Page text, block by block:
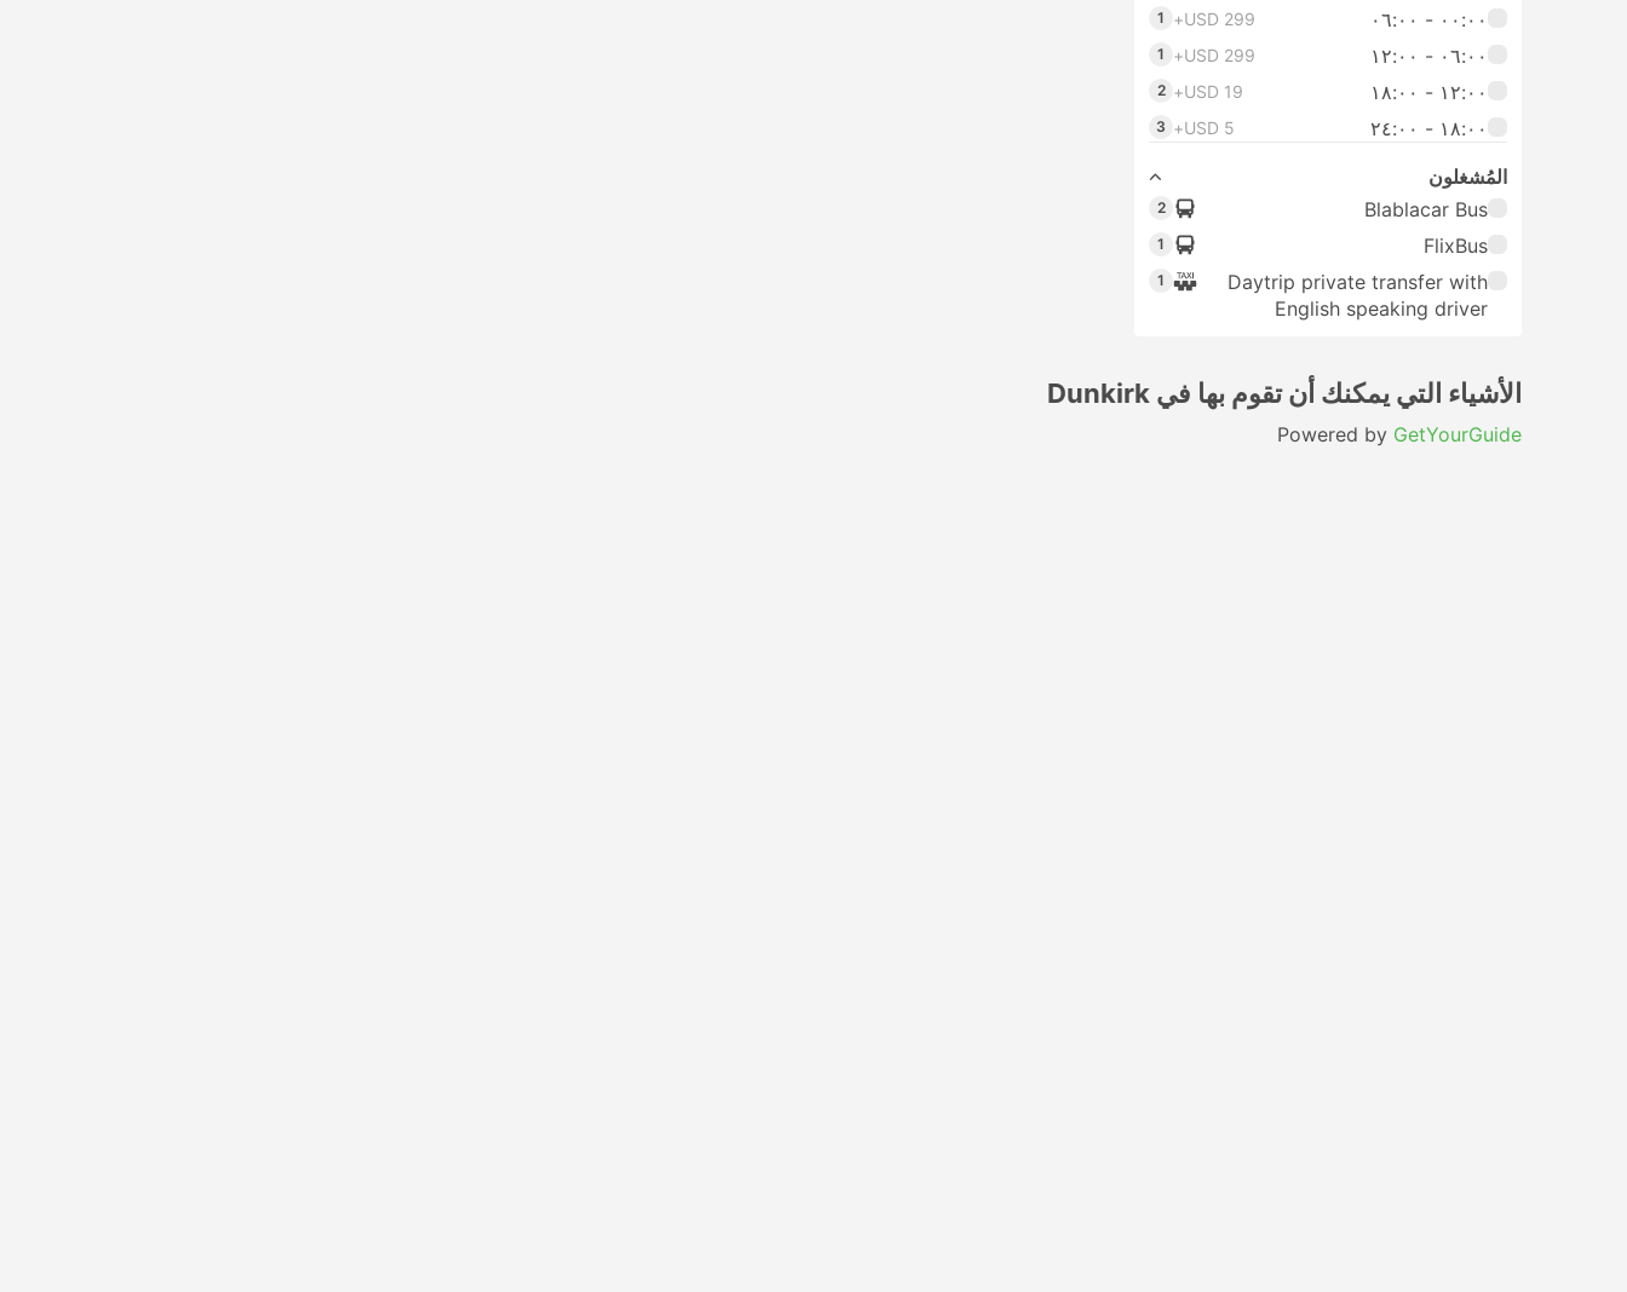
٠٠:٠٠ ‏- ٠٦:٠٠
USD 299+
1
٠٦:٠٠ ‏- ١٢:٠٠ USD 299+
1
١٢:٠٠ ‏- ١٨:٠٠ USD 19+
2
١٨:٠٠ ‏-‏ ٢٤:٠٠ USD 5+
3
المُشغلون
Blablacar Bus
2
FlixBus
1
Daytrip private transfer with
English speaking driver
1
الأشياء التي يمكنك أن تقوم بها في Dunkirk
Powered by GetYourGuide